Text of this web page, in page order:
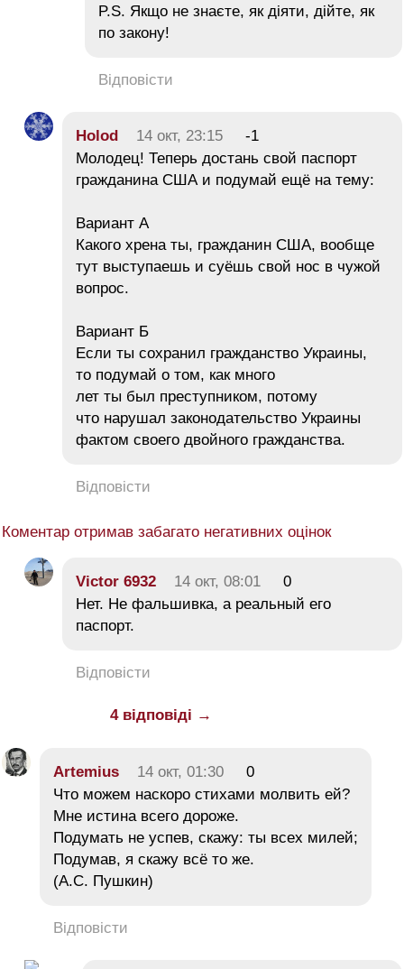
P.S. Якщо не знаєте, як діяти, дійте, як
по закону!
Відповісти
Holod 14 окт, 23:15
-1
Молодец! Теперь достань свой паспорт
гражданина США и подумай ещё на тему:
Вариант А
Какого хрена ты, гражданин США, вообще
тут выступаешь и суёшь свой нос в чужой
вопрос.
Вариант Б
Если ты сохранил гражданство Украины,
то подумай о том, как много
лет ты был преступником, потому
что нарушал законодательство Украины
фактом своего двойного гражданства.
Відповісти
Коментар отримав забагато негативних оцінок
Victor 6932 14 окт, 08:01
0
Нет. Не фальшивка, а реальный его
паспорт.
Відповісти
4 відповіді →
Artemius 14 окт, 01:30
0
Что можем наскоро стихами молвить ей?
Мне истина всего дороже.
Подумать не успев, скажу: ты всех милей;
Подумав, я скажу всё то же.
(А.С. Пушкин)
Відповісти